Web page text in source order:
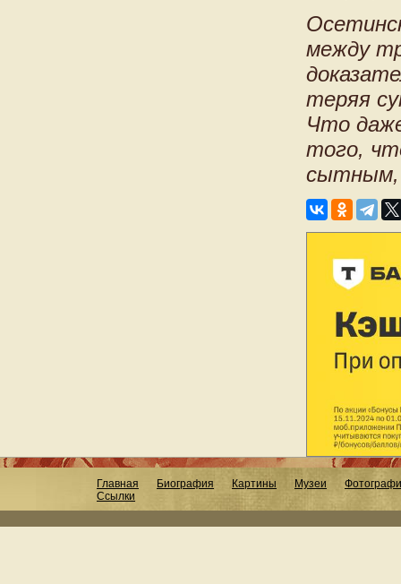
между
теряя
Что
того,
сытным,
Главная Биография Картины Музеи
Ссылки